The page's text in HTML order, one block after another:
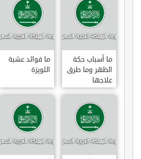
ما أسباب حكة
الظهر وما طرق
علاجها
ما فوائد عشبة
اللويزة